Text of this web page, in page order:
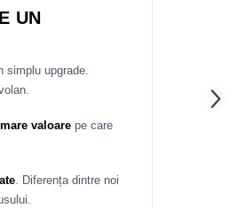
UN
simplu upgrade.
valoare pe care
. Diferența dintre noi